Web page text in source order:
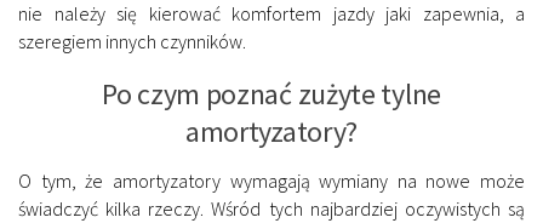
nie należy się kierować komfortem jazdy jaki zapewnia, a
szeregiem innych czynników.
Po czym poznać zużyte tylne
amortyzatory?
O tym, że amortyzatory wymagają wymiany na nowe może
świadczyć kilka rzeczy. Wśród tych najbardziej oczywistych są